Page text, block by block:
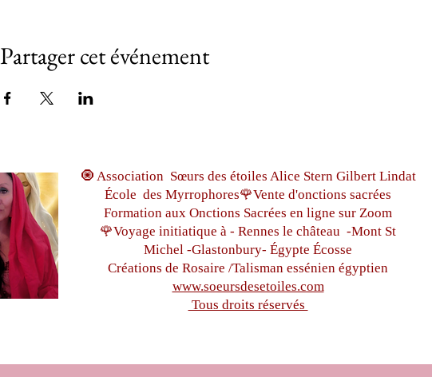
Partager cet événement
🧿 Association Sœurs des étoiles Alice Stern Gilbert Lindat
École des Myrrophores🌹Vente d'onctions sacrées
Formation aux Onctions Sacrées en ligne sur Zoom
🌹Voyage initiatique à - Rennes le château -Mont St
Michel -Glastonbury- Égypte Écosse
Créations de Rosaire /Talisman essénien égyptien
www.soeursdesetoiles.com
Tous droits réservés